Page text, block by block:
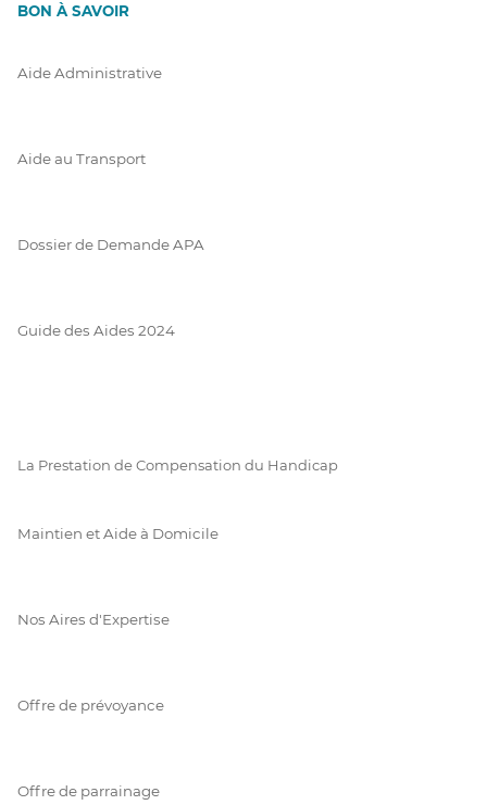
BON À SAVOIR
Aide Administrative
Aide au Transport
Dossier de Demande APA
Guide des Aides 2024
La Prestation de Compensation du Handicap
Maintien et Aide à Domicile
Nos Aires d'Expertise
Offre de prévoyance
Offre de parrainage